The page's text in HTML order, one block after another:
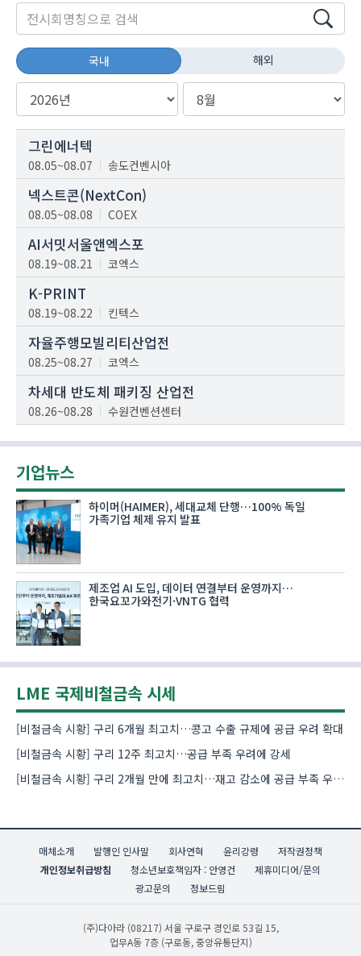
국내 해외
그린에너텍
08.05~08.07 송도컨벤시아
넥스트콘(NextCon)
08.05~08.08 COEX
AI서밋서울앤엑스포
08.19~08.21 코엑스
K-PRINT
08.19~08.22 킨텍스
자율주행모빌리티산업전
08.25~08.27 코엑스
차세대 반도체 패키징 산업전
08.26~08.28 수원컨벤션센터
기업뉴스
하이머(HAIMER), 세대교체 단행…100% 독일
가족기업 체제 유지 발표
제조업 AI 도입, 데이터 연결부터 운영까지…
한국요꼬가와전기·VNTG 협력
LME 국제비철금속 시세
[비철금속 시황] 구리 6개월 최고치…콩고 수출 규제에 공급 우려 확대
[비철금속 시황] 구리 12주 최고치…공급 부족 우려에 강세
[비철금속 시황] 구리 2개월 만에 최고치…재고 감소에 공급 부족 우려 확대
매체소개 발행인 인사말 회사연혁 윤리강령
저작권정책
개인정보취급방침
청소년보호책임자 : 안영건
제휴미디어/문의
광고문의
정보드림
(주)다아라 (08217) 서울 구로구 경인로 53길 15,
업무A동 7층 (구로동, 중앙유통단지)